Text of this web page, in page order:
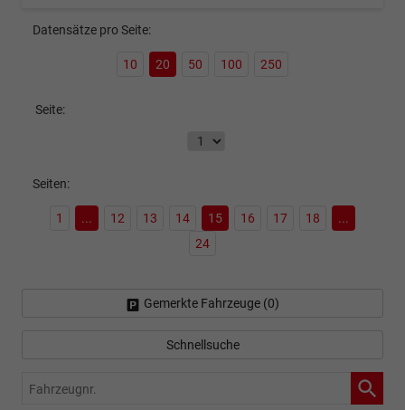
Datensätze pro Seite:
10 20 50 100 250
Seite:
Seiten:
1 ... 12 13 14 15 16 17 18
...
24
Gemerkte Fahrzeuge (0)
Schnellsuche
Fahrzeugnr.